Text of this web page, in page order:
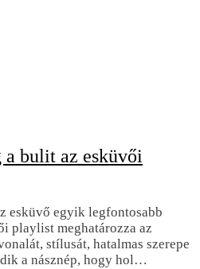
bulit az esküvői
esküvő egyik legfontosabb
playlist meghatározza az
stílusát, hatalmas szerepe
a násznép, hogy hol…